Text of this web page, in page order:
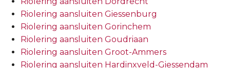
Riolering aansluiten Giessenburg
Riolering aansluiten Gorinchem
Riolering aansluiten Goudriaan
Riolering aansluiten Groot-Ammers
Riolering aansluiten Hardinxveld-Giessendam